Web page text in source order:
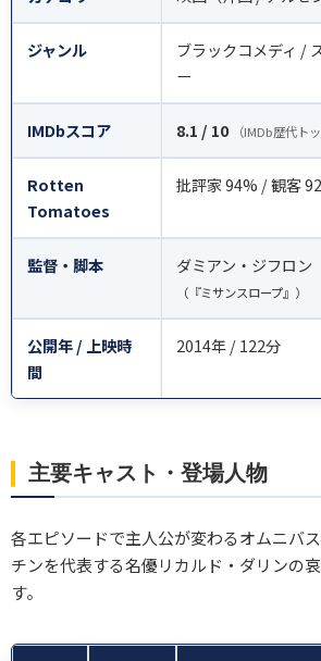
ジャンル
ブラックコメディ /
ー
IMDbスコア 8.1 / 10 （IMDb歴代ト
Rotten
Tomatoes
批評家 94% / 観客
監督・脚本 ダミアン・ジフロン
（『ミサンスロープ』）
公開年 / 上映時
間
2014年 / 122分
主要キャスト・登場人物
各エピソードで主人公が変わるオムニバ
チンを代表する名優リカルド・ダリンの
す。